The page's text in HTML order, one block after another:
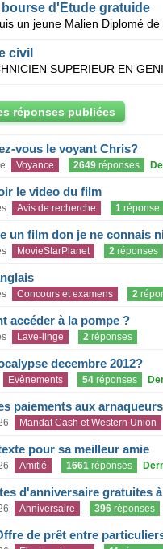
d'Etude gratuide
civil
réponses publiées
vous le voyant Chris?
Voyance 2649réponses
le video du film
Avis de recherche 1réponse
un film don je ne connais
MovieStarPlanet 2réponses
Concours et examens 2
accéder à la pompe ?
Lave-linge 2réponses
decembre 2012?
Evènements 54réponses
paiements aux
Mandat Cash et Western Union
pour sa meilleur amie
Amitié 1661réponses
d'anniversaire gratuites
Anniversaire 396réponses
de prêt entre